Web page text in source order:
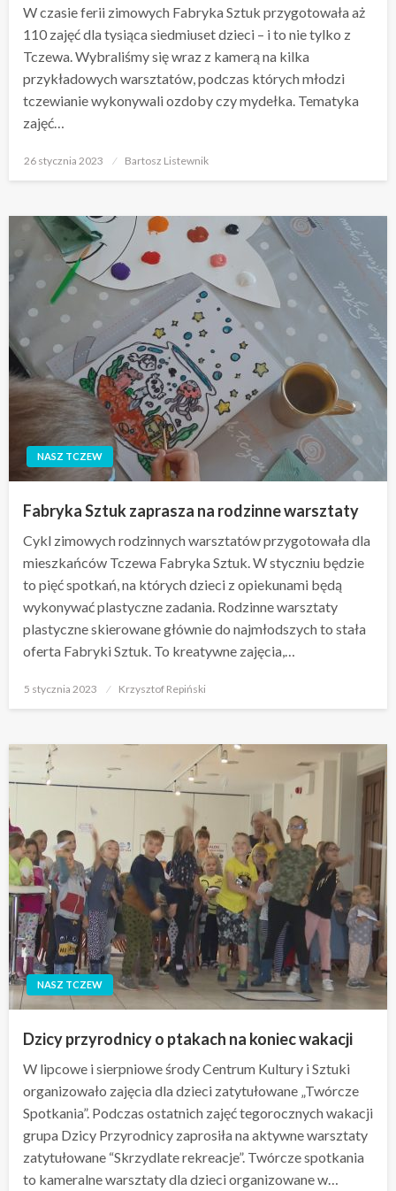
W czasie ferii zimowych Fabryka Sztuk przygotowała aż
110 zajęć dla tysiąca siedmiuset dzieci – i to nie tylko z
Tczewa. Wybraliśmy się wraz z kamerą na kilka
przykładowych warsztatów, podczas których młodzi
tczewianie wykonywali ozdoby czy mydełka. Tematyka
zajęć…
Opublikowane
26 stycznia 2023 Bartosz Listewnik
NASZ TCZEW
Fabryka Sztuk zaprasza na rodzinne warsztaty
Cykl zimowych rodzinnych warsztatów przygotowała dla
mieszkańców Tczewa Fabryka Sztuk. W styczniu będzie
to pięć spotkań, na których dzieci z opiekunami będą
wykonywać plastyczne zadania. Rodzinne warsztaty
plastyczne skierowane głównie do najmłodszych to stała
oferta Fabryki Sztuk. To kreatywne zajęcia,…
Opublikowane
5 stycznia 2023 Krzysztof Repiński
NASZ TCZEW
Dzicy przyrodnicy o ptakach na koniec wakacji
W lipcowe i sierpniowe środy Centrum Kultury i Sztuki
organizowało zajęcia dla dzieci zatytułowane „Twórcze
Spotkania”. Podczas ostatnich zajęć tegorocznych wakacji
grupa Dzicy Przyrodnicy zaprosiła na aktywne warsztaty
zatytułowane “Skrzydlate rekreacje”. Twórcze spotkania
to kameralne warsztaty dla dzieci organizowane w…